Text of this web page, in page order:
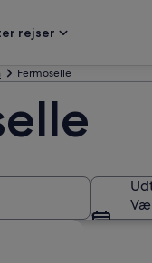
rejser
Fermoselle